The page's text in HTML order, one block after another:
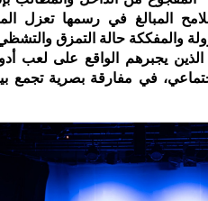
المبالغ في رسمها تعزل
والمفككة حالة التمزق
الذين يجبرهم الواقع على لعب
في مفارقة بصرية